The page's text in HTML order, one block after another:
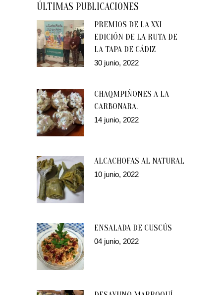
ÚLTIMAS PUBLICACIONES
PREMIOS DE LA XXI
EDICIÓN DE LA RUTA DE
LA TAPA DE CÁDIZ
30 junio, 2022
CHAQMPIÑONES A LA
CARBONARA.
14 junio, 2022
ALCACHOFAS AL NATURAL
10 junio, 2022
ENSALADA DE CUSCÚS
04 junio, 2022